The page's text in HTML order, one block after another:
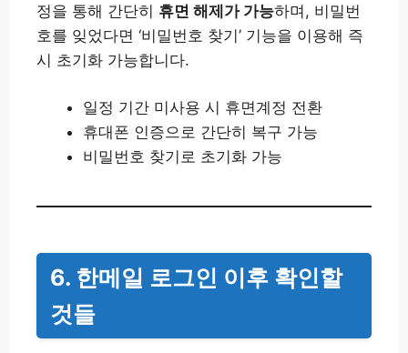
정을 통해 간단히 휴면 해제가 가능하며, 비밀번
호를 잊었다면 ‘비밀번호 찾기’ 기능을 이용해 즉
시 초기화 가능합니다.
일정 기간 미사용 시 휴면계정 전환
휴대폰 인증으로 간단히 복구 가능
비밀번호 찾기로 초기화 가능
6. 한메일 로그인 이후 확인할
것들